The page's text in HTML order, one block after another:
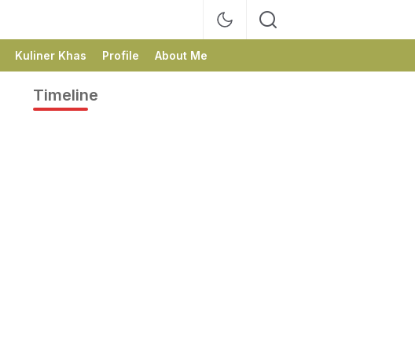
Kuliner Khas Profile About Me
Timeline